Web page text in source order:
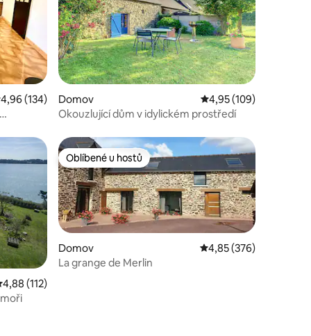
hodnocení 4,96 z 5, 134 hodnocení
4,96 (134) Domov Průměrné hodnocení
4,95 (109)
Okouzlující dům v idylickém prostředí
hodnocení 4,88 z 5, 112 hodnocení
4,88 (112)
Oblíbené u hostů
Oblíbené u hostů
Domov Průměrné hodnocení
4,85 (376)
La grange de Merlin